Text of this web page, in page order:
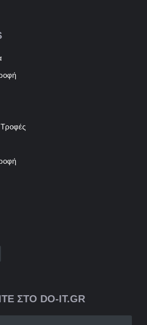
ΣΤΟ DO-IT.GR